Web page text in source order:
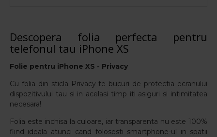
Descopera folia perfecta pentru
telefonul tau iPhone XS
Folie pentru iPhone XS - Privacy
Cu folia din sticla Privacy te bucuri de protectia ecranului
dispozitivului tau si in acelasi timp iti asiguri si intimitatea
necesara!
Folia este inchisa la culoare, iar transparenta nu este 100%
fiind ideala atunci cand folosesti smartphone-ul in spatii